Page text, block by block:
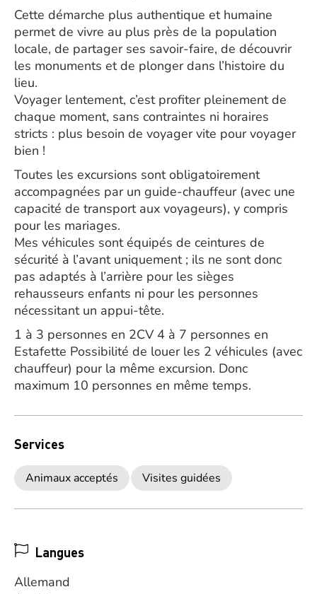
Cette démarche plus authentique et humaine
permet de vivre au plus près de la population
locale, de partager ses savoir-faire, de découvrir
les monuments et de plonger dans l’histoire du
lieu.
Voyager lentement, c’est profiter pleinement de
chaque moment, sans contraintes ni horaires
stricts : plus besoin de voyager vite pour voyager
bien !
Toutes les excursions sont obligatoirement
accompagnées par un guide-chauffeur (avec une
capacité de transport aux voyageurs), y compris
pour les mariages.
Mes véhicules sont équipés de ceintures de
sécurité à l’avant uniquement ; ils ne sont donc
pas adaptés à l’arrière pour les sièges
rehausseurs enfants ni pour les personnes
nécessitant un appui-tête.
1 à 3 personnes en 2CV 4 à 7 personnes en
Estafette Possibilité de louer les 2 véhicules (avec
chauffeur) pour la même excursion. Donc
maximum 10 personnes en même temps.
Services
Animaux acceptés Visites guidées
Langues
Allemand